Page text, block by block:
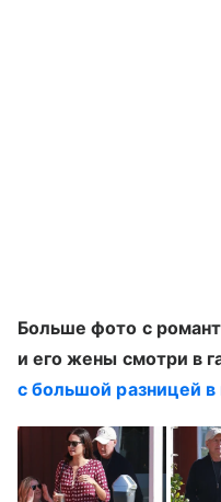
Больше фото с
и его жены смотри в
с большой разницей в